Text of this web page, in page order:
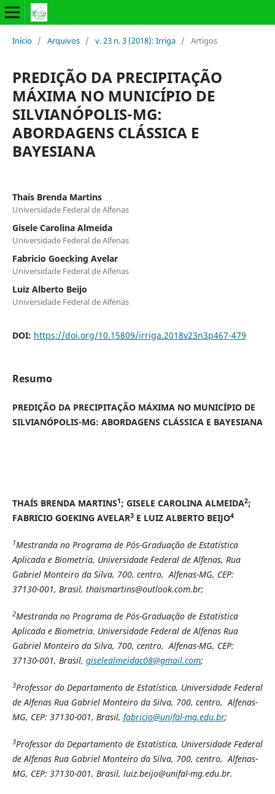
Início / Arquivos / v. 23 n. 3 (2018): Irriga / Artigos
PREDIÇÃO DA PRECIPITAÇÃO
MÁXIMA NO MUNICÍPIO DE
SILVIANÓPOLIS-MG:
ABORDAGENS CLÁSSICA E
BAYESIANA
Thaís Brenda Martins
Universidade Federal de Alfenas
Gisele Carolina Almeida
Universidade Federal de Alfenas
Fabricio Goecking Avelar
Universidade Federal de Alfenas
Luiz Alberto Beijo
Universidade Federal de Alfenas
DOI: https://doi.org/10.15809/irriga.2018v23n3p467-479
Resumo
PREDIÇÃO DA PRECIPITAÇÃO MÁXIMA NO MUNICÍPIO DE
SILVIANÓPOLIS-MG: ABORDAGENS CLÁSSICA E BAYESIANA
THAÍS BRENDA MARTINS1; GISELE CAROLINA ALMEIDA2;
FABRICIO GOEKING AVELAR3E LUIZ ALBERTO BEIJO4
1Mestranda no Programa de Pós-Graduação de Estatística
Aplicada e Biometria, Universidade Federal de Alfenas, Rua
Gabriel Monteiro da Silva, 700, centro, Alfenas-MG, CEP:
37130-001, Brasil, thaismartins@outlook.com.br;
2Mestranda no Programa de Pós-Graduação de Estatística
Aplicada e Biometria, Universidade Federal de AlfenasRua
Gabriel Monteiro da Silva, 700, centro, Alfenas-MG, CEP:
37130-001, Brasil, giselealmeidac08@gmail.com;
3Professor do Departamento de Estatística, Universidade Federal
de AlfenasRua Gabriel Monteiro da Silva, 700, centro, Alfenas-
MG, CEP: 37130-001, Brasil, fabricio@unifal-mg.edu.br;
3Professor do Departamento de Estatística, Universidade Federal
de AlfenasRua Gabriel Monteiro da Silva, 700, centro, Alfenas-
MG, CEP: 37130-001, Brasil, luiz.beijo@unifal-mg.edu.br.